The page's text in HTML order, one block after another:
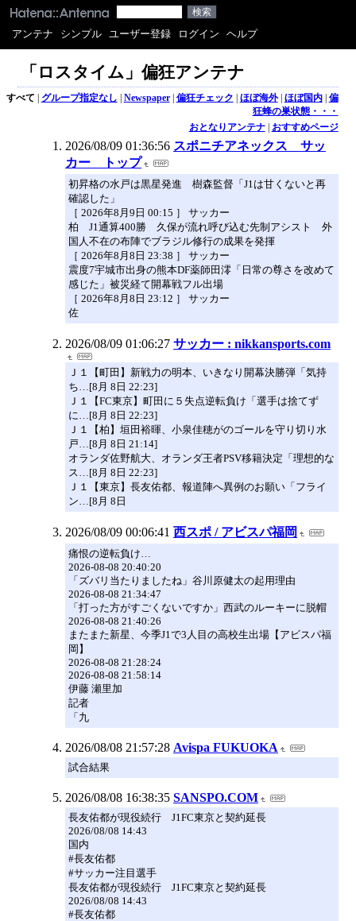
アンテナ シンプル ユーザー登録 ログイン ヘルプ
「ロスタイム」偏狂アンテナ
すべて | グループ指定なし | Newspaper| 偏狂チェック | ほぼ海外| ほぼ国内| 偏
狂蜂の巣状態・・・
おとなりアンテナ| おすすめページ
2026/08/09 01:36:56 スポニチアネックス サッ
カー トップ
初昇格の水戸は黒星発進 樹森監督「J1は甘くないと再
確認した」
［ 2026年8月9日 00:15 ］ サッカー
柏 J1通算400勝 久保が流れ呼び込む先制アシスト 外
国人不在の布陣でブラジル修行の成果を発揮
［ 2026年8月8日 23:38 ］ サッカー
震度7宇城市出身の熊本DF薬師田澪「日常の尊さを改めて
感じた」被災経て開幕戦フル出場
［ 2026年8月8日 23:12 ］ サッカー
佐
2026/08/09 01:06:27 サッカー : nikkansports.com
Ｊ１【町田】新戦力の明本、いきなり開幕決勝弾「気持
ち…[8月 8日 22:23]
Ｊ１【FC東京】町田に５失点逆転負け「選手は捨てず
に…[8月 8日 22:23]
Ｊ１【柏】垣田裕暉、小泉佳穂がのゴールを守り切り水
戸…[8月 8日 21:14]
オランダ佐野航大、オランダ王者PSV移籍決定「理想的な
ス…[8月 8日 22:23]
Ｊ１【東京】長友佑都、報道陣へ異例のお願い「フライ
ン…[8月 8日
2026/08/09 00:06:41 西スポ / アビスパ福岡
痛恨の逆転負け…
2026-08-08 20:40:20
「ズバリ当たりましたね」谷川原健太の起用理由
2026-08-08 21:34:47
「打った方がすごくないですか」西武のルーキーに脱帽
2026-08-08 21:40:26
またまた新星、今季J1で3人目の高校生出場【アビスパ福
岡】
2026-08-08 21:28:24
2026-08-08 21:58:14
伊藤 瀬里加
記者
「九
2026/08/08 21:57:28 Avispa FUKUOKA
試合結果
2026/08/08 16:38:35 SANSPO.COM
長友佑都が現役続行 J1FC東京と契約延長
2026/08/08 14:43
国内
#長友佑都
#サッカー注目選手
長友佑都が現役続行 J1FC東京と契約延長
2026/08/08 14:43
#長友佑都